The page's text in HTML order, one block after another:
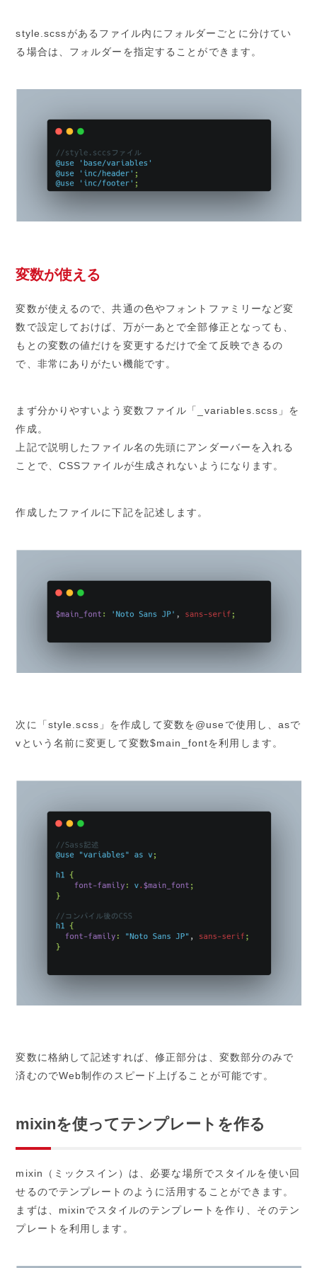
style.scssがあるファイル内にフォルダーごとに分けてい
る場合は、フォルダーを指定することができます。
変数が使える
変数が使えるので、共通の色やフォントファミリーなど変
数で設定しておけば、万が一あとで全部修正となっても、
もとの変数の値だけを変更するだけで全て反映できるの
で、非常にありがたい機能です。
まず分かりやすいよう変数ファイル「_variables.scss」を
作成。
上記で説明したファイル名の先頭にアンダーバーを入れる
ことで、CSSファイルが生成されないようになります。
作成したファイルに下記を記述します。
次に「style.scss」を作成して変数を@useで使用し、asで
vという名前に変更して変数$main_fontを利用します。
変数に格納して記述すれば、修正部分は、変数部分のみで
済むのでWeb制作のスピード上げることが可能です。
mixinを使ってテンプレートを作る
mixin（ミックスイン）は、必要な場所でスタイルを使い回
せるのでテンプレートのように活用することができます。
まずは、mixinでスタイルのテンプレートを作り、そのテン
プレートを利用します。